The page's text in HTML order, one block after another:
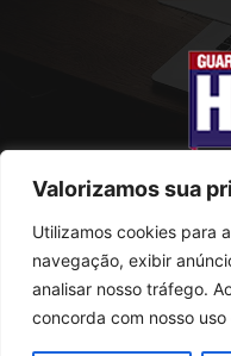
Valorizamos sua
Utilizamos cookies para
navegação, exibir
analisar nosso tráfego.
concorda com nosso
Rua